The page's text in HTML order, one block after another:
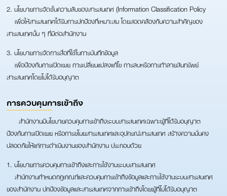
2. นโยบายการจัดชั้นความลับของสารสนเทศ (Information Classification Policy
เพื่อให้สารสนเทศได้รับการปกป้องที่เหมาะสม โดยสอดคล้องกับความสำคัญของ
สารสนเทศนั้น ๆ ที่มีต่อสำนักงาน
3. นโยบายการจัดการสื่อที่ใช้ในการบันทึกข้อมูล
เพื่อป้องกันการเปิดเผย การเปลี่ยนแปลงแก้ไข การลบหรือการทำลายสินทรัพย์
สารสนเทศโดยไม่ได้รับอนุญาต
การควบคุมการเข้าถึง
สำนักงานมีนโยบายควบคุมการเข้าถึงระบบสารสนเทศเฉพาะผู้ที่ได้รับอนุญาต
ป้องกันการเปิดเผย หรือการขโมยสารสนเทศและอุปกรณ์สารสนเทศ สร้างความมั่นคง
ปลอดภัยให้แก่การดำเนินงานของสำนักงาน ประกอบด้วย
1. นโยบายการควบคุมการเข้าถึงและการใช้งานระบบสารสนเทศ
สำนักงานกำหนดกฎเกณฑ์และควบคุมการเข้าถึงข้อมูลและการใช้งานระบบสารสนเทศ
ของสำนักงาน ปกป้องข้อมูลและสารสนเทศจากการเข้าถึงโดยผู้ที่ไม่ได้รับอนุญาต